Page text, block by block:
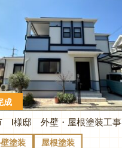
成
I様邸 外壁・屋根塗装工事
塗装 屋根塗装